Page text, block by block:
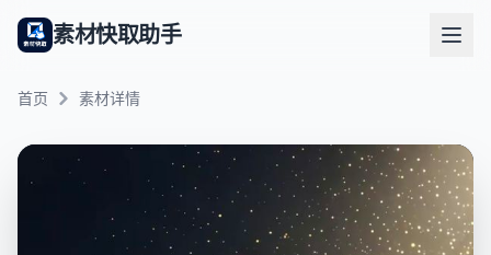
素材快取助手
首页 素材详情